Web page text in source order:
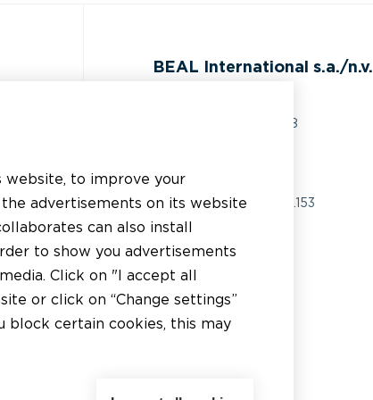
BEAL International s.a./n.v.
Rue du Tronquoy, 8
BTW:BE0414.592.153
info@beal.be
website, to improve your
advertisements on its website
can also install
to show you advertisements
Click on "I accept all
or click on “Change settings”
block certain cookies, this may